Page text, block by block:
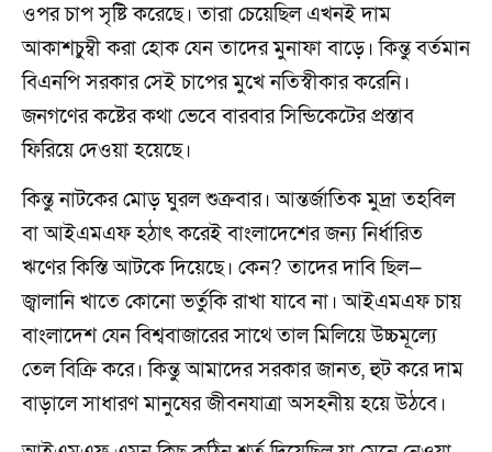
ওপর চাপ সৃষ্টি করেছে। তারা চেয়েছিল এখনই দাম
আকাশচুম্বী করা হোক যেন তাদের মুনাফা বাড়ে। কিন্তু বর্তমান
বিএনপি সরকার সেই চাপের মুখে নতিস্বীকার করেনি।
জনগণের কষ্টের কথা ভেবে বারবার সিন্ডিকেটের প্রস্তাব
ফিরিয়ে দেওয়া হয়েছে।
কিন্তু নাটকের মোড় ঘুরল শুক্রবার। আন্তর্জাতিক মুদ্রা তহবিল
বা আইএমএফ হঠাৎ করেই বাংলাদেশের জন্য নির্ধারিত
ঋণের কিস্তি আটকে দিয়েছে। কেন? তাদের দাবি ছিল—
জ্বালানি খাতে কোনো ভর্তুকি রাখা যাবে না। আইএমএফ চায়
বাংলাদেশ যেন বিশ্ববাজারের সাথে তাল মিলিয়ে উচ্চমূল্যে
তেল বিক্রি করে। কিন্তু আমাদের সরকার জানত, হুট করে দাম
বাড়ালে সাধারণ মানুষের জীবনযাত্রা অসহনীয় হয়ে উঠবে।